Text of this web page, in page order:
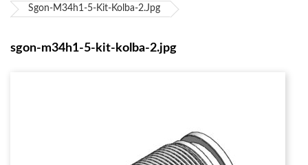
Sgon-M34h1-5-Kit-Kolba-2.jpg
sgon-m34h1-5-kit-kolba-2.jpg